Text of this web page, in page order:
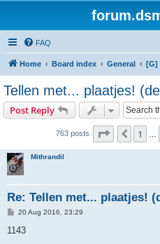
FAQ
Home Board index General [G]
Tellen met... plaatjes!
Post Reply
763 posts Page 31 of
1
Mithrandil
Re: Tellen met... plaatjes!
P
s
20 Aug 2016, 23:29
1143